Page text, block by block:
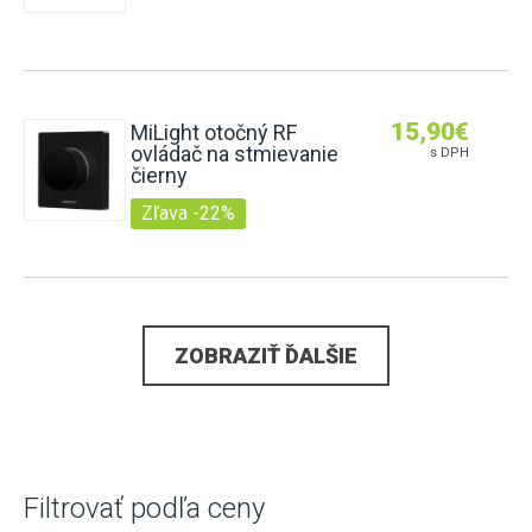
MiLight otočný RF
ovládač na stmievanie
čierny
Zľava -22%
15,90€
s DPH
ZOBRAZIŤ ĎALŠIE
Filtrovať podľa ceny